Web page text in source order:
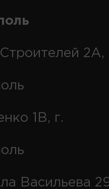
2А,
1В, г.
Васильева